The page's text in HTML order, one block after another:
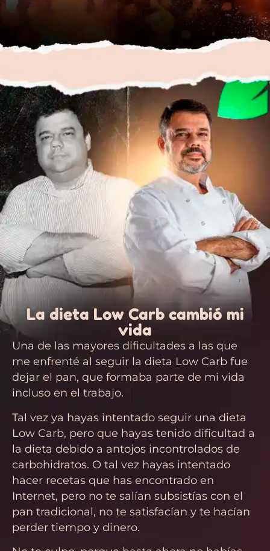
La dieta Low Carb cambió mi
vida
Una de las mayores dificultades a las que
me enfrenté al seguir la dieta Low Carb fue
dejar el pan, que formaba parte de mi vida
incluso en el trabajo.
Tal vez ya hayas intentado seguir una dieta
Low Carb, pero que hayas tenido dificultad a
la dieta debido a antojos incontrolados de
carbohidratos. O tal vez hayas intentado
hacer recetas que has encontrado en
Internet, pero no te salían subsistías con el
pan tradicional, no te satisfacían y te hacían
perder tiempo y dinero.